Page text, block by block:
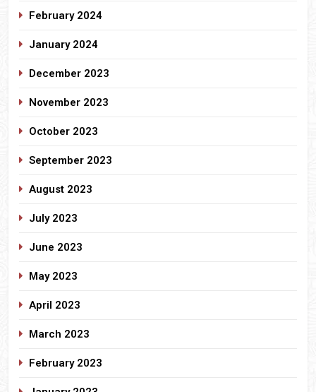
February 2024
January 2024
December 2023
November 2023
October 2023
September 2023
August 2023
July 2023
June 2023
May 2023
April 2023
March 2023
February 2023